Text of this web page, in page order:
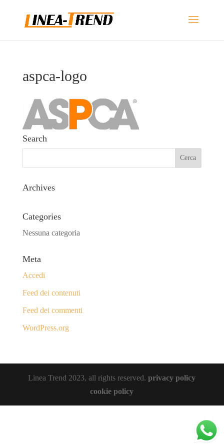
aspca-logo
Search
Archives
Categories
Nessuna categoria
Meta
Accedi
Feed dei contenuti
Feed dei commenti
WordPress.org
Linea Trend 2023, all rights reserved.privacy policy
cookie policy